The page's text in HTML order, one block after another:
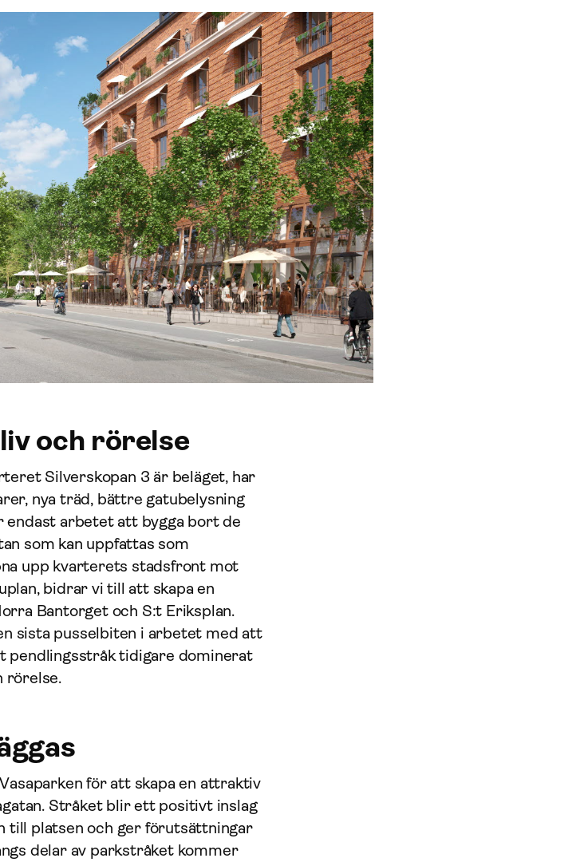
och rörelse
Silverskopan 3 är beläget, har
nya träd, bättre gatubelysning
endast arbetet att bygga bort de
som kan uppfattas som
upp kvarterets stadsfront mot
bidrar vi till att skapa en
Bantorget och S:t Eriksplan.
sista pusselbiten i arbetet med att
pendlingsstråk tidigare dominerat
rörelse.
för att skapa en attraktiv
Stråket blir ett positivt inslag
till platsen och ger förutsättningar
delar av parkstråket kommer